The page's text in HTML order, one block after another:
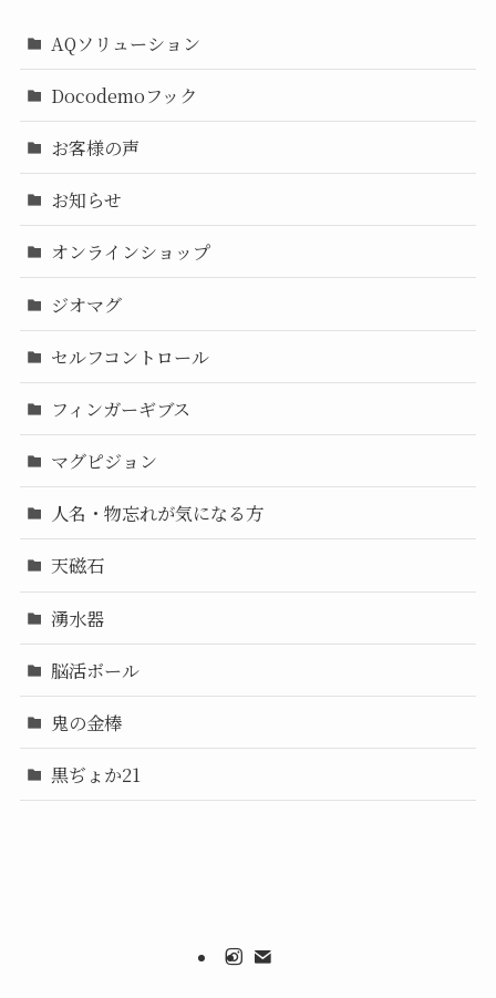
AQソリューション
Docodemoフック
お客様の声
お知らせ
オンラインショップ
ジオマグ
セルフコントロール
フィンガーギブス
マグピジョン
人名・物忘れが気になる方
天磁石
湧水器
脳活ボール
鬼の金棒
黒ぢょか21